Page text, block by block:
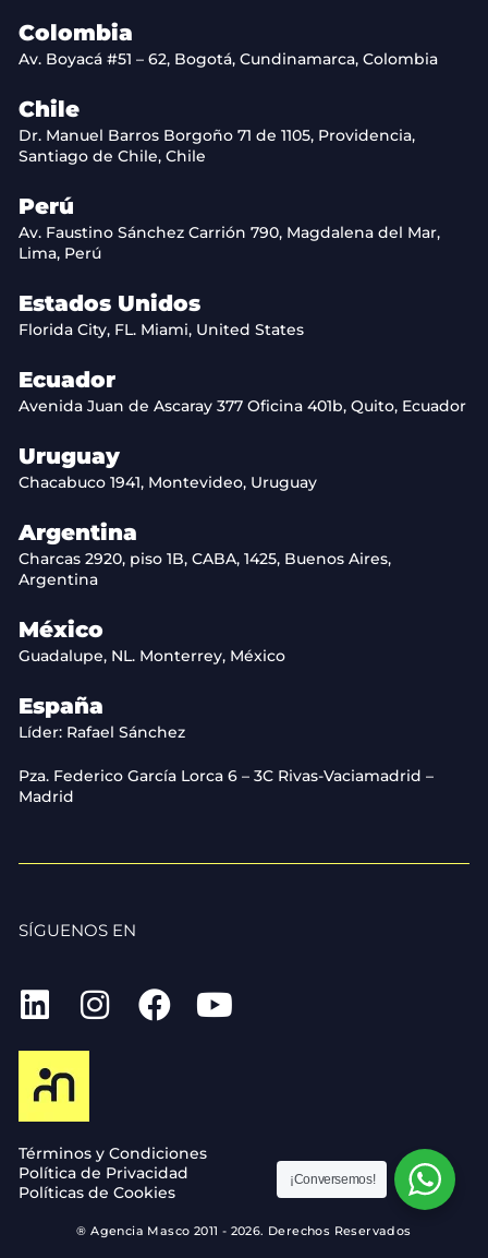
Colombia
Av. Boyacá #51 – 62, Bogotá, Cundinamarca, Colombia
Chile
Dr. Manuel Barros Borgoño 71 de 1105, Providencia,
Santiago de Chile, Chile
Perú
Av. Faustino Sánchez Carrión 790, Magdalena del Mar,
Lima, Perú
Estados Unidos
Florida City, FL. Miami, United States
Ecuador
Avenida Juan de Ascaray 377 Oficina 401b, Quito, Ecuador
Uruguay
Chacabuco 1941, Montevideo, Uruguay
Argentina
Charcas 2920, piso 1B, CABA, 1425, Buenos Aires,
Argentina
México
Guadalupe, NL. Monterrey, México
España
Líder: Rafael Sánchez
Pza. Federico García Lorca 6 – 3C Rivas-Vaciamadrid –
Madrid
SÍGUENOS EN
Términos y Condiciones
Política de Privacidad
Políticas de Cookies
® Agencia Masco 2011 - 2026. Derechos Reservados
¡Conversemos!